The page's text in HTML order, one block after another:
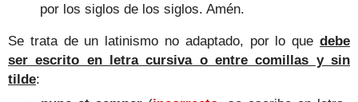
por los siglos de los siglos. Amén.
Se trata de un latinismo no adaptado, por lo que debe
ser escrito en letra cursiva o entre comillas y sin
tilde: